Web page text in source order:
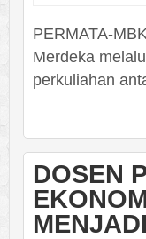
PERMATA-
Merdeka
perkuliahan
DOSEN